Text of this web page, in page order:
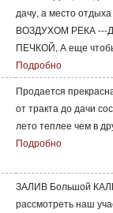
дачу, а место
ВОЗДУХОМ РЕКА ---
ПЕЧКОЙ, А еще
Подробно
Продается
от тракта до дачи
лето теплее чем в
Подробно
ЗАЛИВ Большой
рассмотреть наш